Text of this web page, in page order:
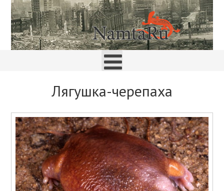
Лягушка-черепаха